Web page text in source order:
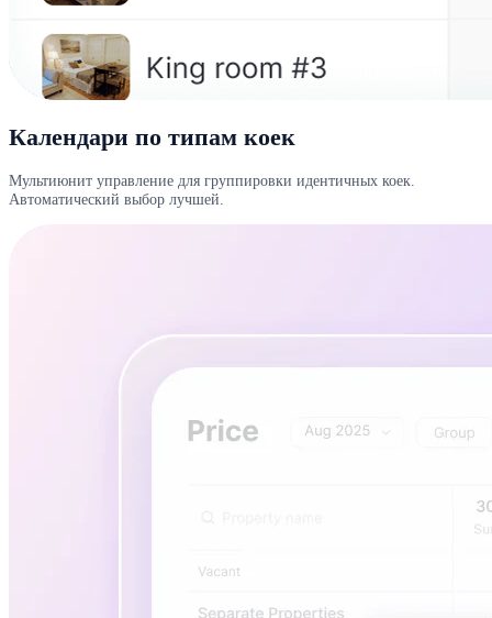
Календари по типам коек
Мультиюнит управление для группировки идентичных коек.
Автоматический выбор лучшей.